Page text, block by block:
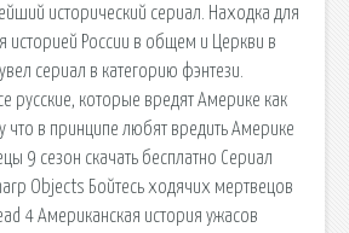
исторический сериал. Находка для
историей России в общем и Церкви в
сериал в категорию фэнтези.
русские, которые вредят Америке как
что в принципе любят вредить Америке
9 сезон скачать бесплатно Сериал
Objects Бойтесь ходячих мертвецов
4 Американская история ужасов